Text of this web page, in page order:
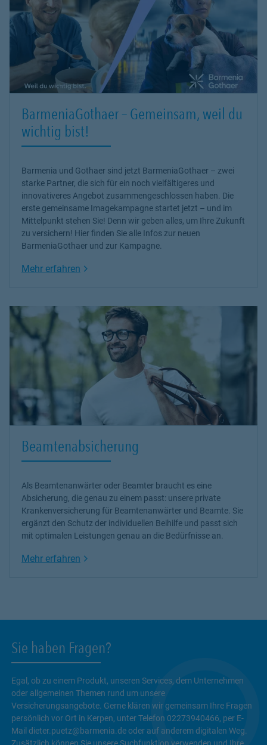
BarmeniaGothaer – Gemeinsam, weil du
wichtig bist!
Barmenia und Gothaer sind jetzt BarmeniaGothaer – zwei
starke Partner, die sich für ein noch vielfältigeres und
innovativeres Angebot zusammengeschlossen haben. Die
erste gemeinsame Imagekampagne startet jetzt – und im
Mittelpunkt stehen Sie! Denn wir geben alles, um Ihre Zukunft
zu versichern! Hier finden Sie alle Infos zur neuen
BarmeniaGothaer und zur Kampagne.
Mehr erfahren Link Opens in New Tab
Beamtenabsicherung
Als Beamtenanwärter oder Beamter braucht es eine
Absicherung, die genau zu einem passt: unsere private
Krankenversicherung für Beamtenanwärter und Beamte. Sie
ergänzt den Schutz der individuellen Beihilfe und passt sich
mit optimalen Leistungen genau an die Bedürfnisse an.
Mehr erfahren Link Opens in New Tab
Sie haben Fragen?
Egal, ob zu einem Produkt, unseren Services, dem Unternehmen
oder allgemeinen Themen rund um unsere
Versicherungsangebote. Gerne klären wir gemeinsam Ihre Fragen
persönlich vor Ort in Kerpen, unter Telefon 02273940466, per E-
Mail dieter.puetz@barmenia.de oder auf anderem digitalen Weg.
Zusätzlich können Sie unsere Suchfunktion verwenden und Ihre